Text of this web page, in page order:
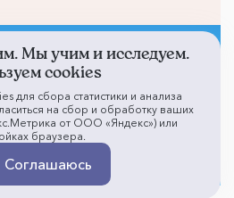
к
Мы учим и исследуем.
cookies
для сбора статистики и анализа
на сбор и обработку ваших
от ООО «Яндекс») или
браузера.
Соглашаюсь